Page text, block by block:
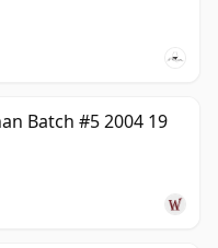
Batch #5 2004 19